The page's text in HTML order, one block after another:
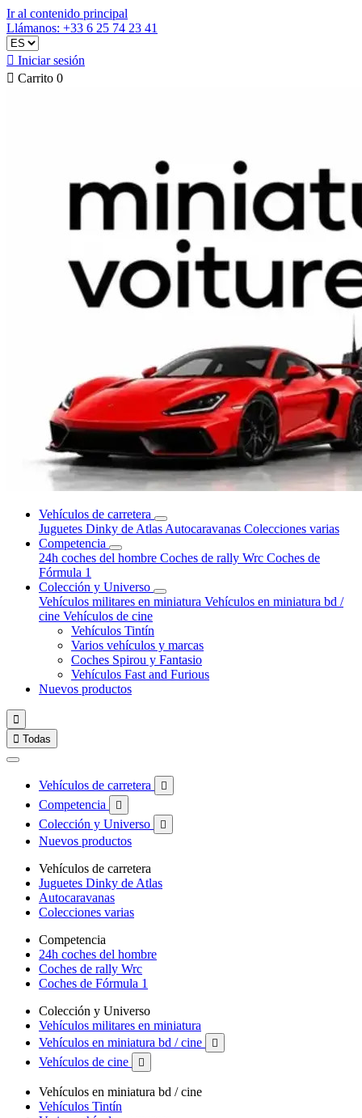
Ir al contenido principal
Llámanos: +33 6 25 74 23 41
 Iniciar sesión
 Carrito 0
Vehículos de carretera
Juguetes Dinky de Atlas Autocaravanas Colecciones varias
Competencia
24h coches del hombre Coches de rally Wrc Coches de
Fórmula 1
Colección y Universo
Vehículos militares en miniatura Vehículos en miniatura bd /
cine Vehículos de cine
Vehículos Tintín
Varios vehículos y marcas
Coches Spirou y Fantasio
Vehículos Fast and Furious
Nuevos productos

 Todas
Vehículos de carretera 
Competencia 
Colección y Universo 
Nuevos productos
Vehículos de carretera
Juguetes Dinky de Atlas
Autocaravanas
Colecciones varias
Competencia
24h coches del hombre
Coches de rally Wrc
Coches de Fórmula 1
Colección y Universo
Vehículos militares en miniatura
Vehículos en miniatura bd / cine

Vehículos de cine 
Vehículos en miniatura bd / cine
Vehículos Tintín